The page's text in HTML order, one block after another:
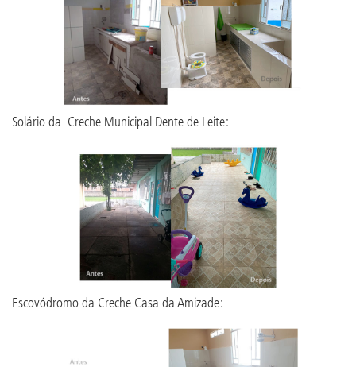
Solário da Creche Municipal Dente de Leite:
Escovódromo da Creche Casa da Amizade: